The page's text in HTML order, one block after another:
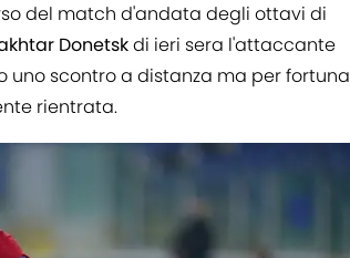
del match d'andata degli ottavi di
Donetskdi ieri sera l'attaccante
scontro a distanza ma per fortuna
rientrata.